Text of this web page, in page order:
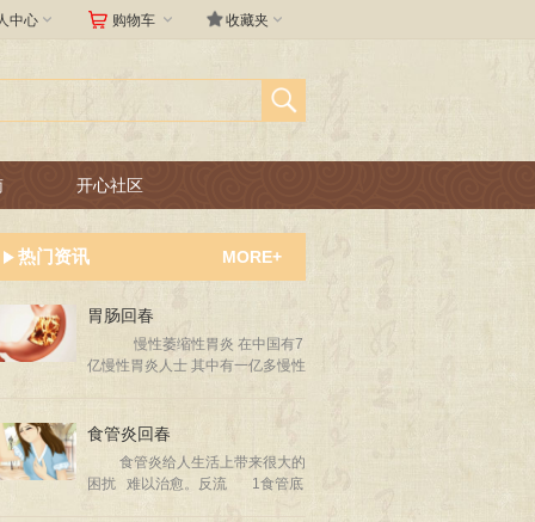
中心  购物车  收藏夹 
开心社区
热门资讯 MORE+
胃肠回春
慢性萎缩性胃炎 在中国有7
亿慢性胃炎人士 其中有一亿多慢性
食管炎回春
食管炎给人生活上带来很大的
困扰 难以治愈。反流 1食管底